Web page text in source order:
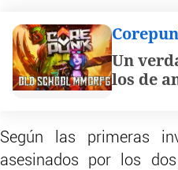
Un
los de
Según las primeras
asesinados por los